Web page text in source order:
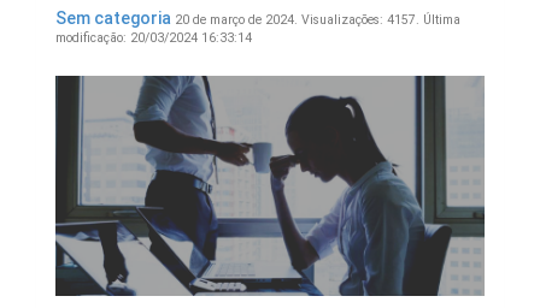
Sem categoria 20 de março de 2024. Visualizações: 4157. Última
modificação: 20/03/2024 16:33:14